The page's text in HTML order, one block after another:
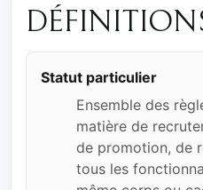
Statut particulier
Ensemble des
matière de
de promotion, de
tous les